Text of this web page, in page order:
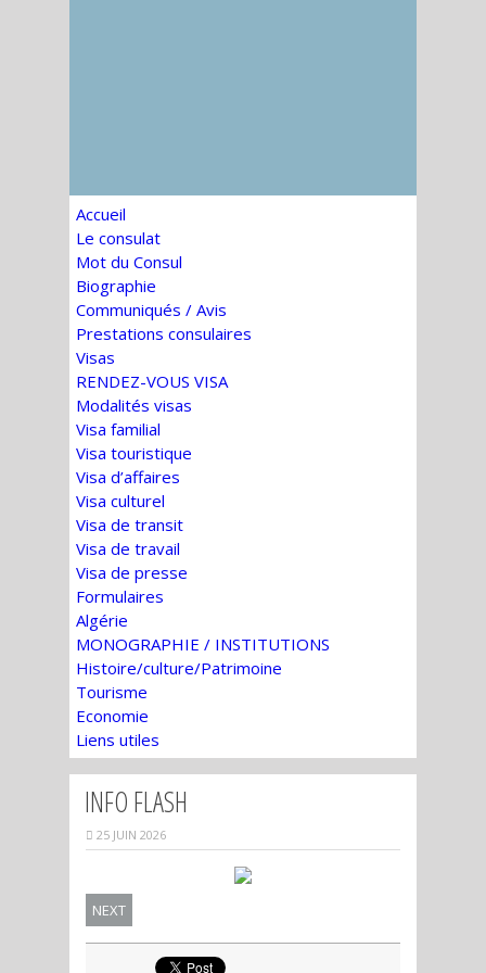
Accueil
Le consulat
Mot du Consul
Biographie
Communiqués / Avis
Prestations consulaires
Visas
RENDEZ-VOUS VISA
Modalités visas
Visa familial
Visa touristique
Visa d’affaires
Visa culturel
Visa de transit
Visa de travail
Visa de presse
Formulaires
Algérie
MONOGRAPHIE / INSTITUTIONS
Histoire/culture/Patrimoine
Tourisme
Economie
Liens utiles
INFO FLASH
25 JUIN 2026
NEXT